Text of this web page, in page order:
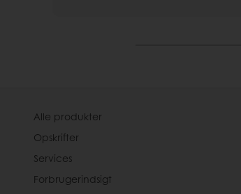
Alle produkter
Opskrifter
Services
Forbrugerindsigt